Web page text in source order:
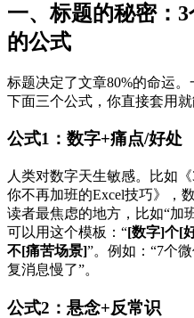
一、标题的秘密：
的公式
标题决定了文章80%的命运。
下面三个公式，你直接套用就
公式1：数字+痛点/好处
人类对数字天生敏感。比如
你不再加班的Excel技巧》，
读者最焦虑的地方，比如“加
可以用这个模板：“[数字]个[
不[痛苦场景]”。例如：“7个
复消息慢了”。
公式2：悬念+反常识